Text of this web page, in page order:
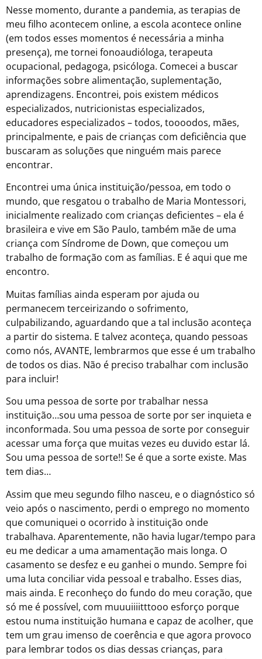
Nesse momento, durante a pandemia, as terapias de
meu filho acontecem online, a escola acontece online
(em todos esses momentos é necessária a minha
presença), me tornei fonoaudióloga, terapeuta
ocupacional, pedagoga, psicóloga. Comecei a buscar
informações sobre alimentação, suplementação,
aprendizagens. Encontrei, pois existem médicos
especializados, nutricionistas especializados,
educadores especializados – todos, toooodos, mães,
principalmente, e pais de crianças com deficiência que
buscaram as soluções que ninguém mais parece
encontrar.
Encontrei uma única instituição/pessoa, em todo o
mundo, que resgatou o trabalho de Maria Montessori,
inicialmente realizado com crianças deficientes – ela é
brasileira e vive em São Paulo, também mãe de uma
criança com Síndrome de Down, que começou um
trabalho de formação com as famílias. E é aqui que me
encontro.
Muitas famílias ainda esperam por ajuda ou
permanecem terceirizando o sofrimento,
culpabilizando, aguardando que a tal inclusão aconteça
a partir do sistema. E talvez aconteça, quando pessoas
como nós, AVANTE, lembrarmos que esse é um trabalho
de todos os dias. Não é preciso trabalhar com inclusão
para incluir!
Sou uma pessoa de sorte por trabalhar nessa
instituição…sou uma pessoa de sorte por ser inquieta e
inconformada. Sou uma pessoa de sorte por conseguir
acessar uma força que muitas vezes eu duvido estar lá.
Sou uma pessoa de sorte!! Se é que a sorte existe. Mas
tem dias…
Assim que meu segundo filho nasceu, e o diagnóstico só
veio após o nascimento, perdi o emprego no momento
que comuniquei o ocorrido à instituição onde
trabalhava. Aparentemente, não havia lugar/tempo para
eu me dedicar a uma amamentação mais longa. O
casamento se desfez e eu ganhei o mundo. Sempre foi
uma luta conciliar vida pessoal e trabalho. Esses dias,
mais ainda. E reconheço do fundo do meu coração, que
só me é possível, com muuuiiiitttooo esforço porque
estou numa instituição humana e capaz de acolher, que
tem um grau imenso de coerência e que agora provoco
para lembrar todos os dias dessas crianças, para